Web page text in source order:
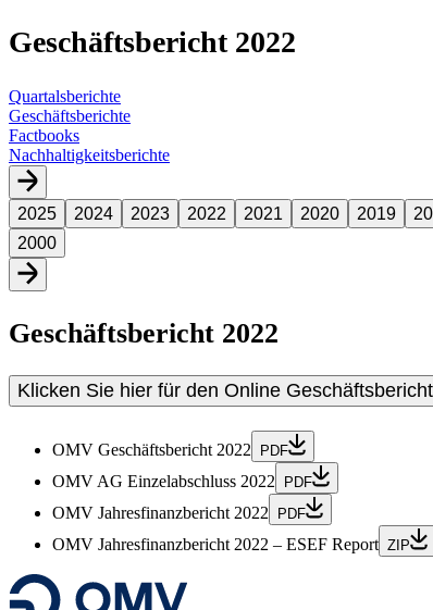
Geschäftsbericht 2022
Quartalsberichte
Geschäftsberichte
Factbooks
Nachhaltigkeitsberichte
2025 2024 2023 2022 2021 2020 2019
2000
Geschäftsbericht 2022
Klicken Sie hier für den Online
OMV Geschäftsbericht 2022 PDF
OMV AG Einzelabschluss 2022 PDF
OMV Jahresfinanzbericht 2022 PDF
OMV Jahresfinanzbericht 2022 – ESEF Report ZIP